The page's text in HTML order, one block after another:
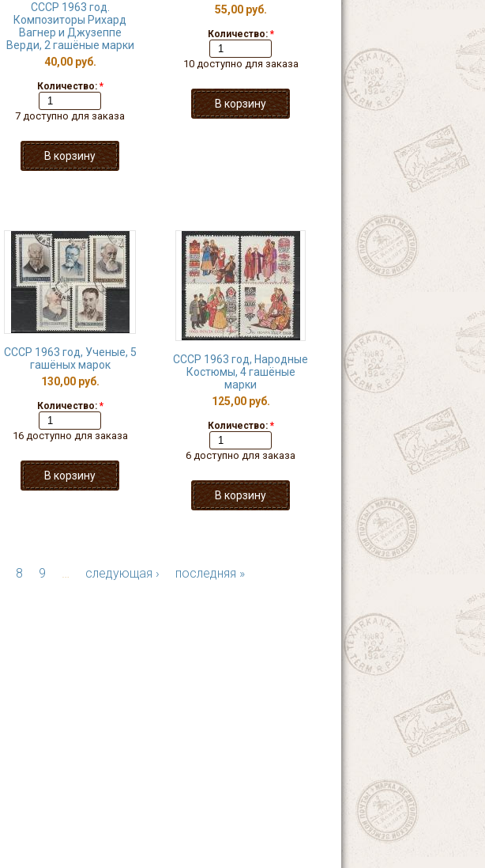
СССР 1963 год.
Композиторы Рихард
Вагнер и Джузеппе
Верди, 2 гашёные марки
40,00 руб.
Количество: *
7 доступно для заказа
55,00 руб.
Количество: *
10 доступно для заказа
СССР 1963 год, Ученые, 5
гашёных марок
130,00 руб.
Количество: *
16 доступно для заказа
СССР 1963 год, Народные
Костюмы, 4 гашёные
марки
125,00 руб.
Количество: *
6 доступно для заказа
8 9 … следующая › последняя »